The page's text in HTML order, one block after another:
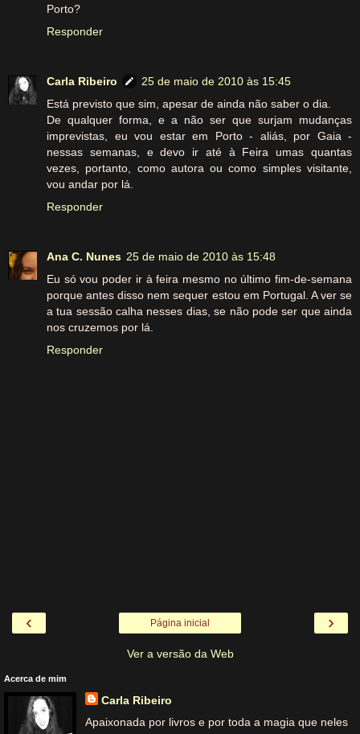
Porto?
Responder
Carla Ribeiro
25 de maio de 2010 às 15:45
Está previsto que sim, apesar de ainda não saber o dia.
De qualquer forma, e a não ser que surjam mudanças
imprevistas, eu vou estar em Porto - aliás, por Gaia -
nessas semanas, e devo ir até à Feira umas quantas
vezes, portanto, como autora ou como simples visitante,
vou andar por lá.
Responder
Ana C. Nunes 25 de maio de 2010 às 15:48
Eu só vou poder ir à feira mesmo no último fim-de-semana
porque antes disso nem sequer estou em Portugal. A ver se
a tua sessão calha nesses dias, se não pode ser que ainda
nos cruzemos por lá.
Responder
‹ ›
Página inicial
Ver a versão da Web
Acerca de mim
Carla Ribeiro
Apaixonada por livros e por toda a magia que neles